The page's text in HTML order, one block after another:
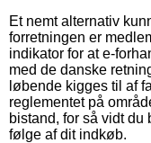
Et nemt alternativ
forretningen er
indikator for at e-
med de danske
løbende kigges til af
reglementet på
bistand, for så vidt
følge af dit indkøb.